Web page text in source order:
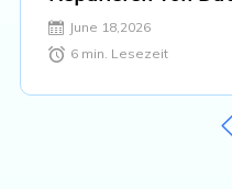
verschwunden - So
Dateien
June 18,2026
6min. Lesezeit